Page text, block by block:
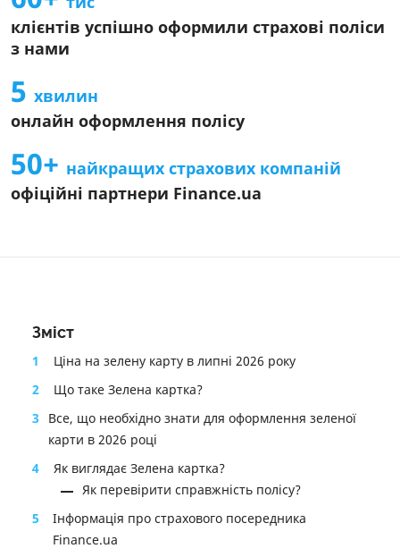
Інформація про СК
Інформація про страховий продукт
клієнтів успішно оформили страхові поліси
з нами
5 хвилин
онлайн оформлення полісу
50+ найкращих страхових компаній
офіційні партнери Finance.ua
Зміст
1
Ціна на зелену карту в липні 2026 року
2
Що таке Зелена картка?
3
Все, що необхідно знати для оформлення зеленої
карти в 2026 році
4
Як виглядає Зелена картка?
Як перевірити справжність полісу?
5
Інформація про страхового посередника
Finance.ua